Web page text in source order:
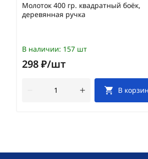
Молоток 400 гр. квадратный боёк,
деревянная ручка
В наличии: 157 шт
298 ₽/шт
В